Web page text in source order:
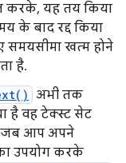
करके, यह तय किया
के बाद रद्द किया
समयसीमा खत्म होने
है.
अभी तक
है वह टेक्स्ट सेट
जब आप अपने
उपयोग करके